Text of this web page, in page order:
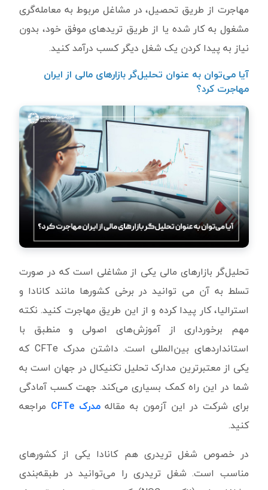
مهاجرت از طریق تحصیل، در مشاغل مربوط به معامله‌گری
مشغول به کار شده یا از طریق تریدهای موفق خود، بدون
نیاز به پیدا کردن یک شغل دیگر کسب درآمد کنید.
آیا می‌توان به عنوان تحلیل‌گر بازارهای مالی از ایران
مهاجرت کرد؟
تحلیل‌گر بازارهای مالی یکی از مشاغلی است که در صورت
تسلط به آن می توانید در برخی کشورها مانند کانادا و
استرالیا، کار پیدا کرده و از این طریق مهاجرت کنید. نکته
مهم برخورداری از آموزش‌های اصولی و منطبق با
استانداردهای بین‌المللی است. داشتن مدرک CFTe که
یکی از معتبرترین مدارک تحلیل تکنیکال در جهان است به
شما در این راه کمک بسیاری می‌کند. جهت کسب آمادگی
برای شرکت در این آزمون به مقالهمدرک CFTe
مراجعه
کنید.
در خصوص شغل تریدری هم کانادا یکی از کشورهای
مناسب است. شغل تریدری را می‌توانید در طبقه‌بندی